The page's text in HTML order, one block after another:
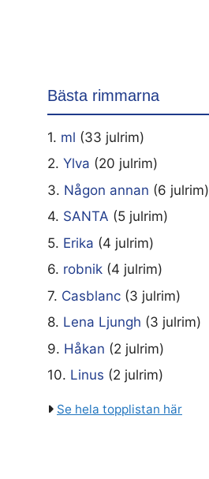
Bästa rimmarna
1. ml (33 julrim)
2. Ylva (20 julrim)
3. Någon annan (6 julrim)
4. SANTA (5 julrim)
5. Erika (4 julrim)
6. robnik (4 julrim)
7. Casblanc (3 julrim)
8. Lena Ljungh (3 julrim)
9. Håkan (2 julrim)
10. Linus (2 julrim)
Se hela topplistan här